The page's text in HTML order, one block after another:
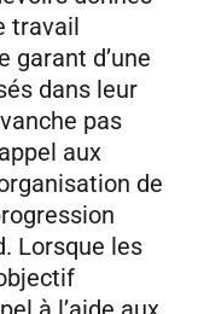
travail
garant d’une
dans leur
pas
aux
de
Lorsque les